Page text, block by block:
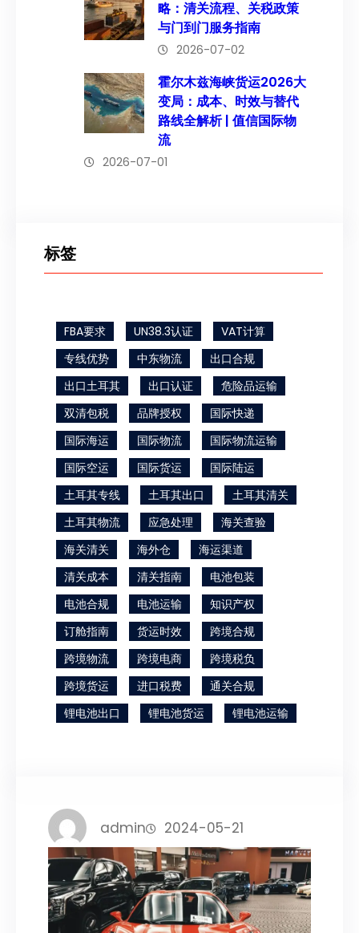
略：清关流程、关税政策
与门到门服务指南
2026-07-02
霍尔木兹海峡货运2026大
变局：成本、时效与替代
路线全解析 | 值信国际物
流
2026-07-01
标签
FBA要求 UN38.3认证
VAT计算
专线优势
中东物流
出口合规
出口土耳其
出口认证
危险品运输
双清包税
品牌授权
国际快递
国际海运
国际物流
国际物流运输
国际空运
国际货运
国际陆运
土耳其专线
土耳其出口
土耳其清关
土耳其物流
应急处理
海关查验
海关清关
海外仓
海运渠道
清关成本
清关指南
电池包装
电池合规
电池运输
知识产权
订舱指南
货运时效
跨境合规
跨境物流
跨境电商
跨境税负
跨境货运
进口税费
通关合规
锂电池出口
锂电池货运 锂电池运输
admin 2024-05-21